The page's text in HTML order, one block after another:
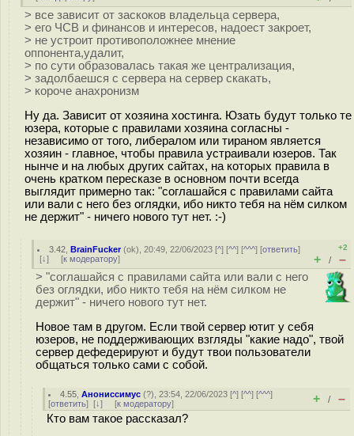
> все зависит от заскоков владельца сервера,
> его ЧСВ и финансов и интересов, надоест закроет,
> не устроит противоположнее мнение
оппонента,удалит,
> по сути образовалась такая же централизация,
> задолбаешся с сервера на сервер скакать,
> короче анахронизм
Ну да. Зависит от хозяина хостинга. Юзать будут только те
юзера, которые с правилами хозяина согласны -
независимо от того, либералом или тираном является
хозяин - главное, чтобы правила устраивали юзеров. Так
нынче и на любых других сайтах, на которых правила в
очень кратком пересказе в основном почти всегда
выглядит примерно так: "соглашайся с правилами сайта
или вали с него без оглядки, ибо никто тебя на нём силком
не держит" - ничего нового тут нет. :-)
3.42 ,BrainFucker(ok), 20:49, 22/06/2023 [^] [^^] [^^^] [ответить]
[↓] [к модератору]
+2
+ / –
> "соглашайся с правилами сайта или вали с него
без оглядки, ибо никто тебя на нём силком не
держит" - ничего нового тут нет.
Новое там в другом. Если твой сервер ютит у себя
юзеров, не поддерживающих взгляды "какие надо", твой
сервер дефедерируют и будут твои пользователи
общаться только сами с собой.
4.55 ,Анониссимус (?), 23:54, 22/06/2023 [^] [^^] [^^^]
[ответить] [↓] [к модератору] + / –
Кто вам такое рассказал?